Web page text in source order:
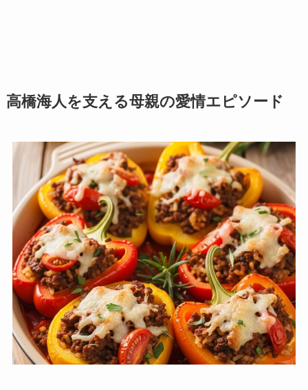
高橋海人を支える母親の愛情エピソード